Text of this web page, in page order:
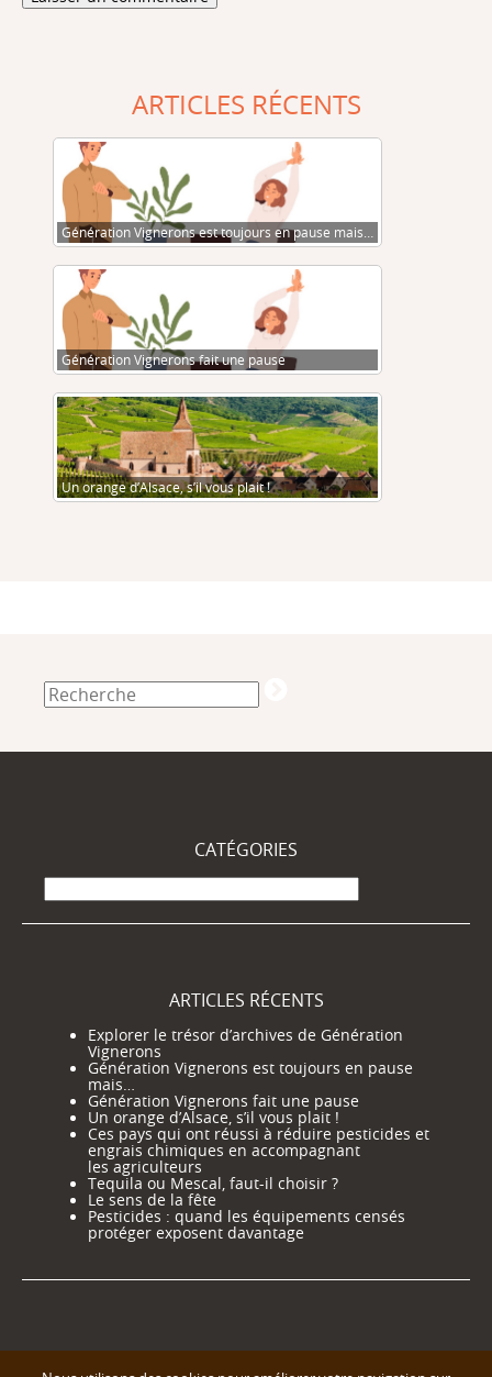
ARTICLES RÉCENTS
Génération Vignerons est toujours en pause mais…
Génération Vignerons fait une pause
Un orange d’Alsace, s’il vous plait !
CATÉGORIES
Catégories
ARTICLES RÉCENTS
Explorer le trésor d’archives de Génération
Vignerons
Génération Vignerons est toujours en pause
mais…
Génération Vignerons fait une pause
Un orange d’Alsace, s’il vous plait !
Ces pays qui ont réussi à réduire pesticides et
engrais chimiques en accompagnant
les agriculteurs
Tequila ou Mescal, faut-il choisir ?
Le sens de la fête
Pesticides : quand les équipements censés
protéger exposent davantage